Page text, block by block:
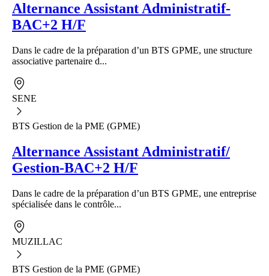
Alternance Assistant Administratif-
BAC+2 H/F
Dans le cadre de la préparation d’un BTS GPME, une structure
associative partenaire d...
SENE
BTS Gestion de la PME (GPME)
Alternance Assistant Administratif/
Gestion-BAC+2 H/F
Dans le cadre de la préparation d’un BTS GPME, une entreprise
spécialisée dans le contrôle...
MUZILLAC
BTS Gestion de la PME (GPME)